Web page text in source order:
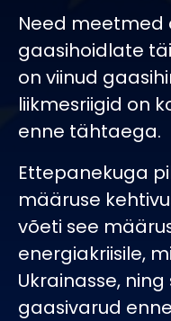
Need meetmed
gaasihoidlate
on viinud
liikmesriigid on
enne tähtaega.
Ettepanekuga
määruse
võeti see
energiakriisile,
Ukrainasse,
gaasivarud